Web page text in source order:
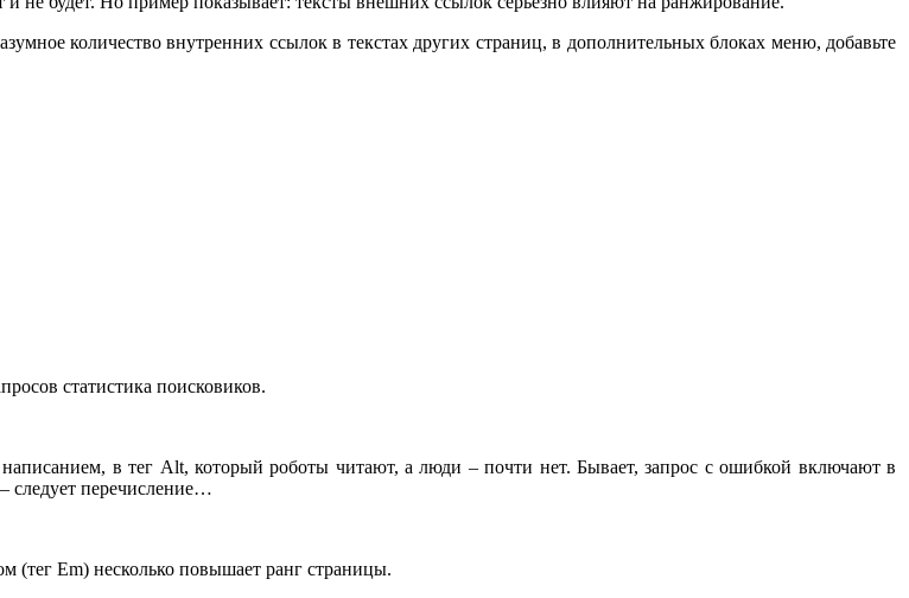
количество внутренних ссылок в текстах других страниц, в дополнительных блоках меню, добавьте
статистика поисковиков.
в тег Alt, который роботы читают, а люди – почти нет. Бывает, запрос с ошибкой включают в
следует перечисление…
(тег Em) несколько повышает ранг страницы.